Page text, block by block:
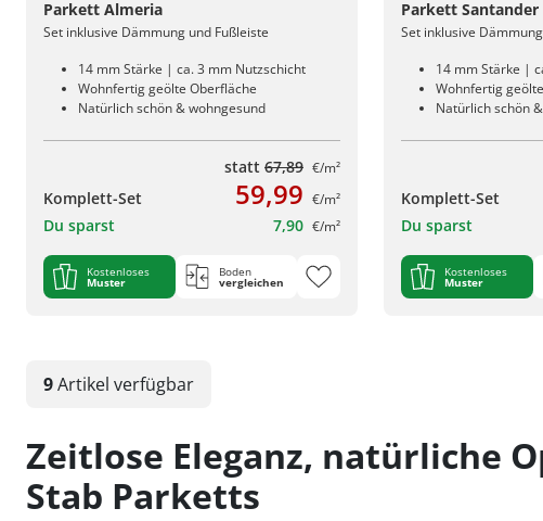
Parkett Almeria
Set inklusive Dämmung und Fußleiste
14 mm Stärke | ca. 3 mm Nutzschicht
Wohnfertig geölte Oberfläche
Natürlich schön & wohngesund
statt 67,89 €/m²
Komplett-Set 59,99 €/m²
Du sparst 7,90 €/m²
Kostenloses
Muster
Boden
vergleichen
Parkett Santander
Set inklusive
14 mm Stärke |
Wohnfertig
Natürlich schön
Komplett-Set
Du sparst
Kostenloses
Muster
9Artikel verfügbar
Zeitlose Eleganz, natürliche
Stab Parketts